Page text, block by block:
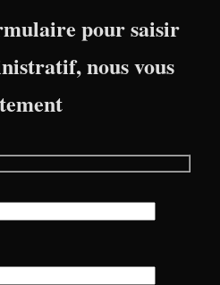
pour saisir
nous vous